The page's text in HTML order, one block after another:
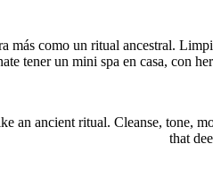
más como un ritual ancestral.
tener un mini spa en casa, con
an ancient ritual. Cleanse, tone,
that